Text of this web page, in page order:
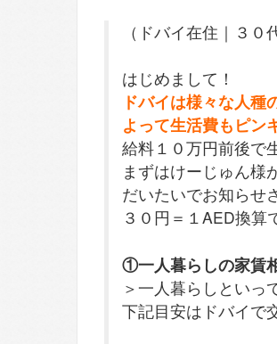
（ドバイ在住｜３０
はじめまして！
ドバイは様々な人種
よって生活費もピン
給料１０万円前後で
まずはけーじゅん様
だいたいでお知らせ
３０円＝１AED換算
①一人暮らしの家賃
＞一人暮らしといっ
下記目安はドバイで